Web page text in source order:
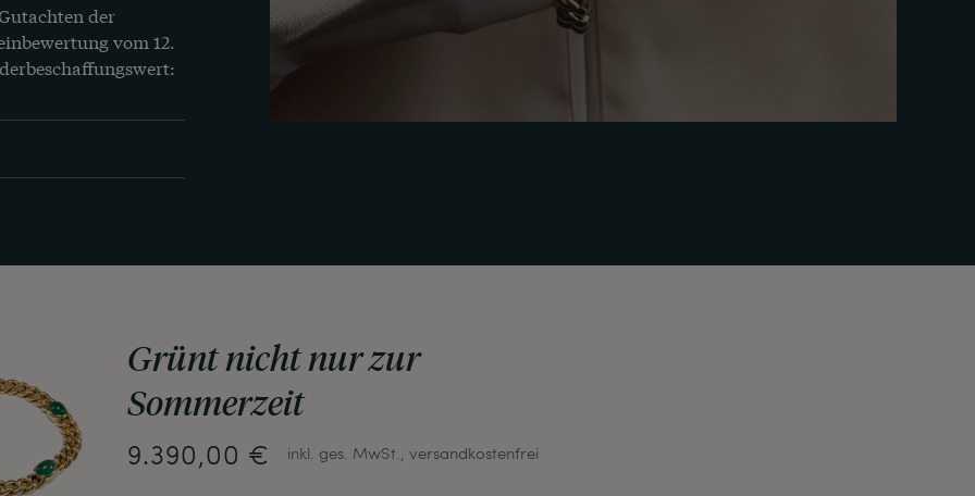
der
vom 12.
Grünt nicht nur zur
Sommerzeit
9.390,00 € inkl. ges. MwSt., versandkostenfrei